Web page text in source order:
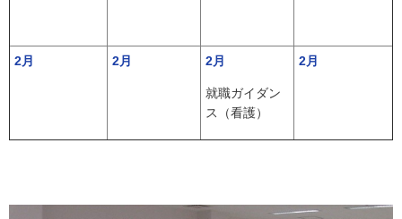
2月 2月 2月
就職ガイダン
ス（看護）
2月